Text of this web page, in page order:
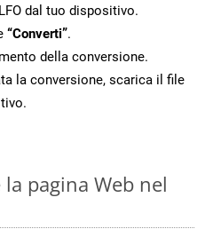
dal tuo dispositivo.
“Converti”.
della conversione.
la conversione, scarica il file
pagina Web nel